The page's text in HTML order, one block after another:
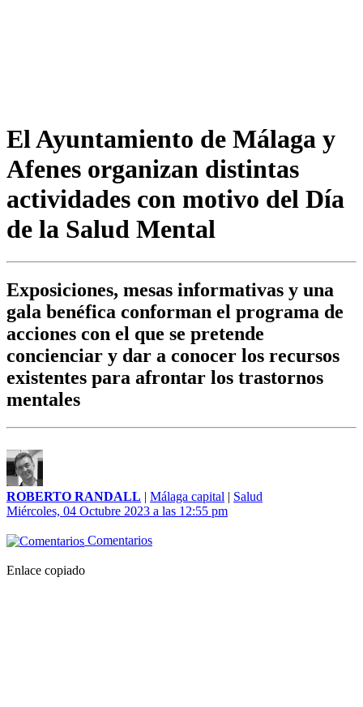
El Ayuntamiento de Málaga y
Afenes organizan distintas
actividades con motivo del Día
de la Salud Mental
Exposiciones, mesas informativas y una
gala benéfica conforman el programa de
acciones con el que se pretende
concienciar y dar a conocer los recursos
existentes para afrontar los trastornos
mentales
ROBERTO RANDALL | Málaga capital | Salud
Miércoles, 04 Octubre 2023 a las 12:55 pm
Comentarios
Enlace copiado